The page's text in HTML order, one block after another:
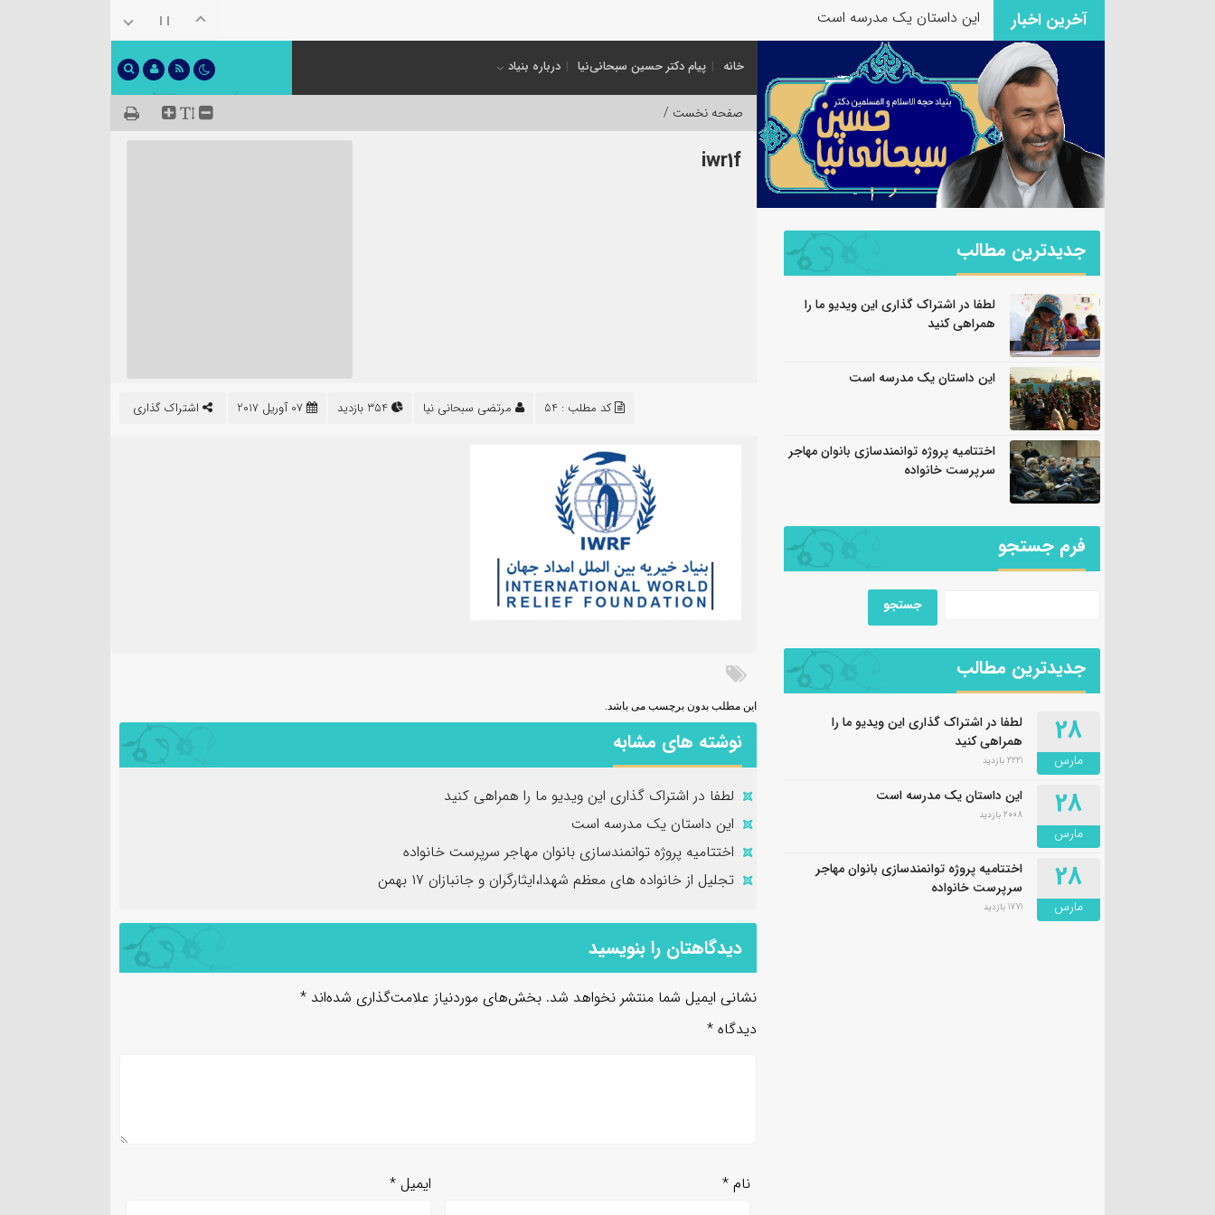
آخرین اخبار این داستان یک مدرسه است
خانه پیام دکتر حسین سبحانی‌نیا درباره بنیاد
صفحه نخست /
iwr1f
اشتراک گذاری مرتضی سبحانی نیا کد مطلب : 54
این مطلب بدون برچسب می باشد.
نوشته های مشابه
لطفا در اشتراک گذاری این ویدیو ما را همراهی کنید
این داستان یک مدرسه است
اختتامیه پروژه توانمندسازی بانوان مهاجر سرپرست خانواده
تجلیل از خانواده های معظم شهدا،ایثارگران و جانبازان ۱۷ بهمن
دیدگاهتان را بنویسید
نشانی ایمیل شما منتشر نخواهد شد. بخش‌های موردنیاز علامت‌گذاری شده‌اند *
دیدگاه *
نام* ایمیل *
جدیدترین مطالب
لطفا در اشتراک گذاری این ویدیو ما را
همراهی کنید
این داستان یک مدرسه است
اختتامیه پروژه توانمندسازی بانوان مهاجر
سرپرست خانواده
فرم جستجو
جدیدترین مطالب
28
مارس
لطفا در اشتراک گذاری این ویدیو ما را
همراهی کنید
2221 بازدید
28
مارس
این داستان یک مدرسه است
2008 بازدید
28
مارس
اختتامیه پروژه توانمندسازی بانوان مهاجر
سرپرست خانواده
1771 بازدید